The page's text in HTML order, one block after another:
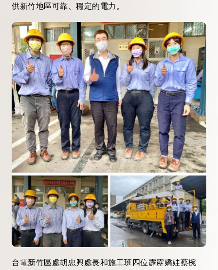
供新竹地區可靠、穩定的電力。
台電新竹區處胡忠興處長和施工班四位霹靂嬌娃蔡椀